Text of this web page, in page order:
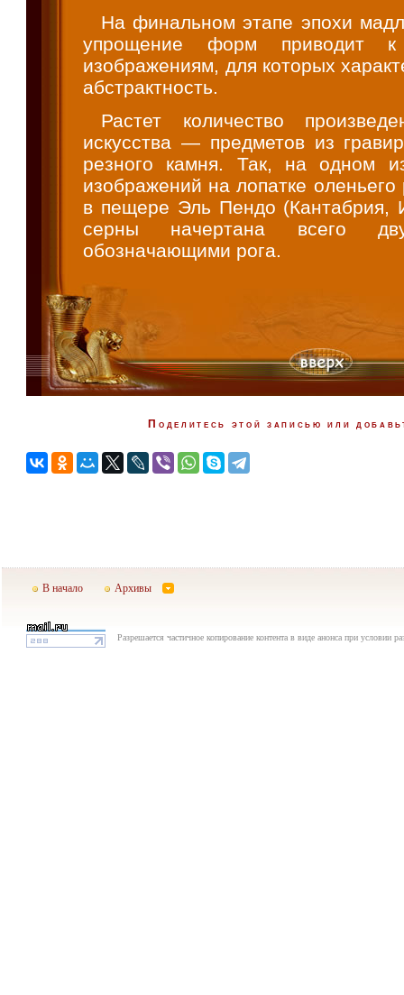
На финальном этапе эпохи
упрощение форм приводит к
изображениям, для которых
абстрактность.
Растет количество
искусства — предметов из
резного камня. Так, на одном
изображений на лопатке оленьего
в пещере Эль Пендо (Кантабрия,
серны начертана всего
обозначающими рога.
Поделитесь этой записью или
В начало Архивы
Разрешается частичное копирование контента в виде анонса при условии